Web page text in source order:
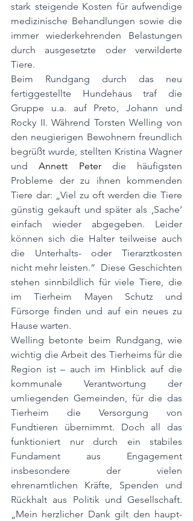
stark steigende Kosten für aufwendige
medizinische Behandlungen sowie die
immer wiederkehrenden Belastungen
durch ausgesetzte oder verwilderte
Tiere.
Beim Rundgang durch das neu
fertiggestellte Hundehaus traf die
Gruppe u.a. auf Preto, Johann und
Rocky II. Während Torsten Welling von
den neugierigen Bewohnern freundlich
begrüßt wurde, stellten Kristina Wagner
und Annett Peter die häufigsten
Probleme der zu ihnen kommenden
Tiere dar: „Viel zu oft werden die Tiere
günstig gekauft und später als ‚Sache‘
einfach wieder abgegeben. Leider
können sich die Halter teilweise auch
die Unterhalts- oder Tierarztkosten
nicht mehr leisten.“  Diese Geschichten
stehen sinnbildlich für viele Tiere, die
im Tierheim Mayen Schutz und
Fürsorge finden und auf ein neues zu
Hause warten.
Welling betonte beim Rundgang, wie
wichtig die Arbeit des Tierheims für die
Region ist – auch im Hinblick auf die
kommunale Verantwortung der
umliegenden Gemeinden, für die das
Tierheim die Versorgung von
Fundtieren übernimmt. Doch all das
funktioniert nur durch ein stabiles
Fundament aus Engagement
insbesondere der vielen
ehrenamtlichen Kräfte, Spenden und
Rückhalt aus Politik und Gesellschaft.
„Mein herzlicher Dank gilt den haupt-